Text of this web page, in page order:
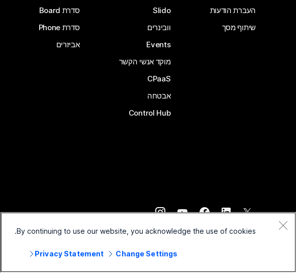
העברת הודעות
שיתוף מסך
Slido
וובינרים
Events
מוקד אנשי הקשר
CPaaS
אבטחה
Control Hub
סדרת Board
סדרת Phone
אביזרים
2026Cisco ו/או החברות המשויכות לה. כל הזכויות שמורות.
By continuing to use our website, you acknowledge the use of cookies.
Privacy Statement Change Settings